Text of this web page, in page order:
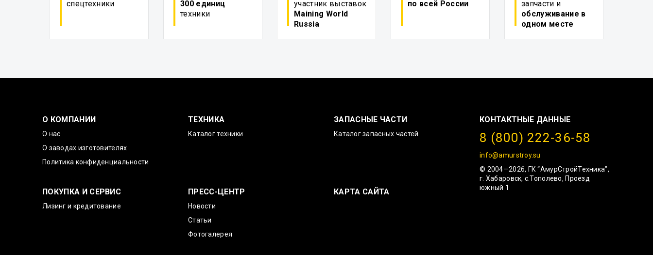
спецтехники
300 единиц
техники
участник выставок
Maining World
Russia
по всей России
запчасти и
обслуживание в
одном месте
О КОМПАНИИ
О нас
О заводах изготовителях
Политика конфиденциальности
ТЕХНИКА
Каталог техники
ЗАПАСНЫЕ ЧАСТИ
Каталог запасных частей
ПОКУПКА И СЕРВИС
Лизинг и кредитование
ПРЕСС-ЦЕНТР
Новости
Статьи
Фотогалерея
КАРТА САЙТА
КОНТАКТНЫЕ ДАННЫЕ
8 (800) 222-36-58
info@amurstroy.su
© 2004—2026, ГК “АмурСтройТехника”,
г. Хабаровск, с.Тополево, Проезд
южный 1